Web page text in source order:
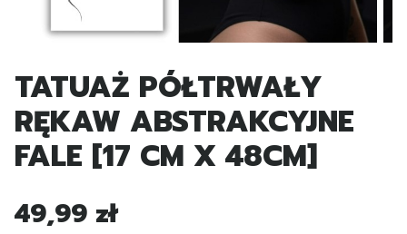
TATUAŻ PÓŁTRWAŁY
RĘKAW ABSTRAKCYJNE
FALE [17 CM X 48CM]
Cena
49,99 zł